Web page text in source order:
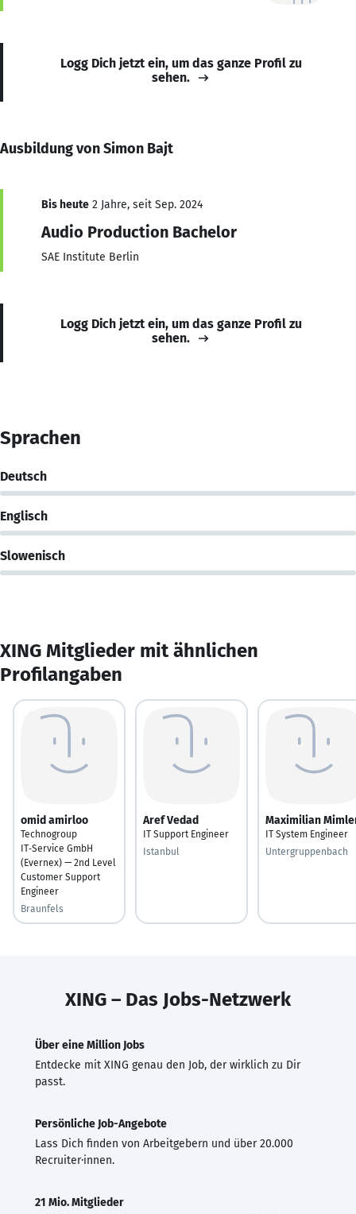
Logg Dich jetzt ein, um das ganze Profil zu
sehen.
Ausbildung von Simon Bajt
Bis heute 2 Jahre, seit Sep. 2024
Audio Production Bachelor
SAE Institute Berlin
Logg Dich jetzt ein, um das ganze Profil zu
sehen.
Sprachen
Deutsch
Englisch
Slowenisch
XING Mitglieder mit ähnlichen
Profilangaben
omid amirloo
Technogroup
IT‑Service GmbH
(Evernex) — 2nd Level
Customer Support
Engineer
Braunfels
Aref Vedad
IT Support Engineer
Istanbul
Maximilian
IT System Engineer
Untergruppenbach
XING – Das Jobs-Netzwerk
Über eine Million Jobs
Entdecke mit XING genau den Job, der wirklich zu Dir
passt.
Persönliche Job-Angebote
Lass Dich finden von Arbeitgebern und über 20.000
Recruiter·innen.
21 Mio. Mitglieder